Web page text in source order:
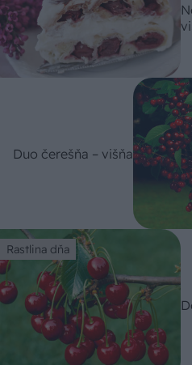
Duo čerešňa – višňa
Rastlina dňa